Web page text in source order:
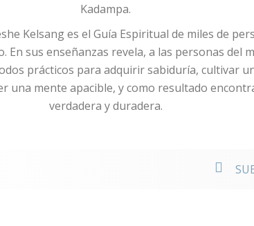
Kadampa.
Kelsang es el Guía Espiritual de miles de
En sus enseñanzas revela, a las personas del
prácticos para adquirir sabiduría, cultivar
una mente apacible, y como resultado
verdadera y duradera.